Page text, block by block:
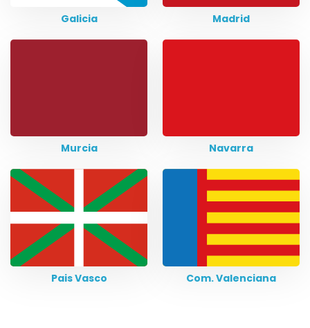
Galicia Madrid
Murcia Navarra
Pais Vasco Com. Valenciana